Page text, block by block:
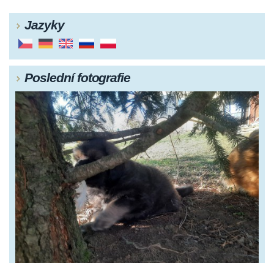
Jazyky
Poslední fotografie